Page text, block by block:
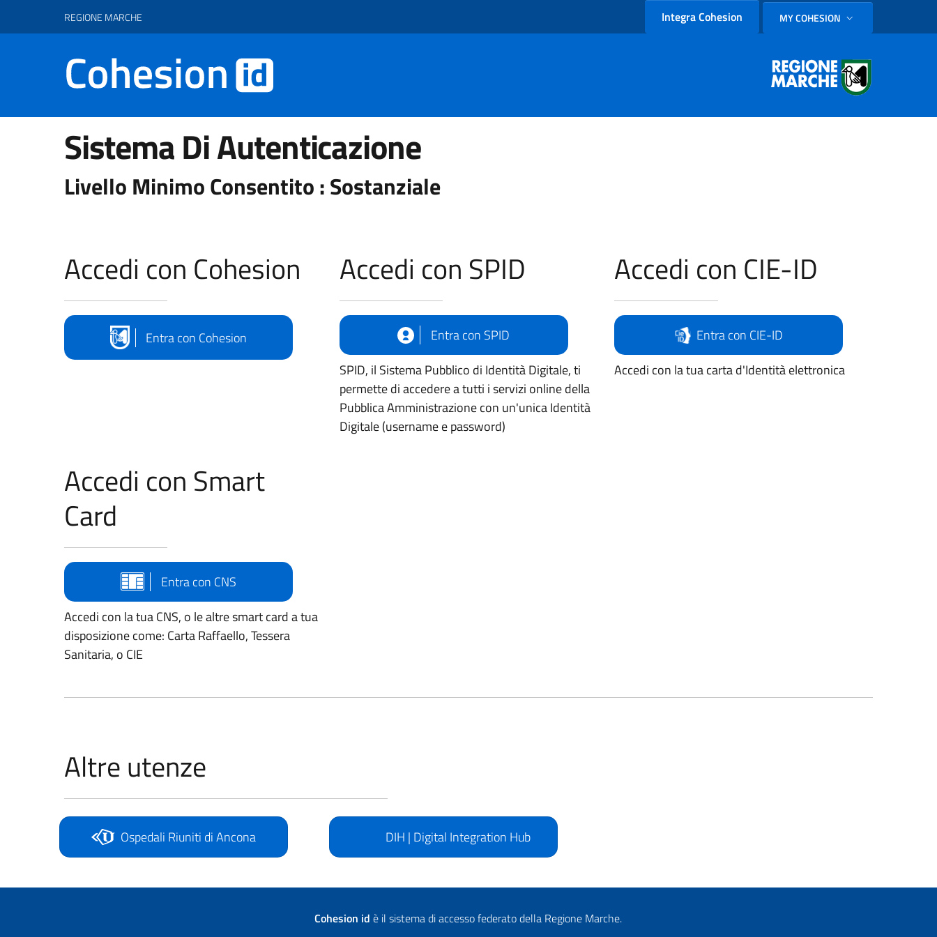
REGIONE MARCHE Integra Cohesion SELEZIONE LINGUA:
MY COHESION
Sistema Di Autenticazione
Livello Minimo Consentito : Sostanziale
Accedi con Cohesion
Entra con Cohesion
Accedi con SPID
Entra con SPID
SPID, il Sistema Pubblico di Identità Digitale, ti
permette di accedere a tutti i servizi online della
Pubblica Amministrazione con un'unica Identità
Digitale (username e password)
Accedi con CIE-ID
Entra con CIE-ID
Accedi con la tua carta d'Identità elettronica
Accedi con Smart
Card
Entra con CNS
Accedi con la tua CNS, o le altre smart card a tua
disposizione come: Carta Raffaello, Tessera
Sanitaria, o CIE
Altre utenze
Ospedali Riuniti di Ancona DIH | Digital Integration Hub
Cohesion id è il sistema di accesso federato della Regione Marche.